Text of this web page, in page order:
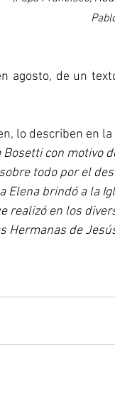
agosto, de un
lo describen en
con motivo
todo por el
brindó a la
realizó en los
Hermanas de